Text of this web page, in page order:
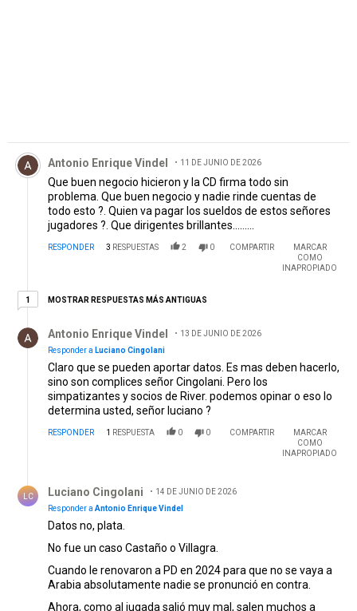
Comentario de Antonio Enrique Vindel.
Antonio Enrique Vindel 11 DE JUNIO DE 2026
Que buen negocio hicieron y la CD firma todo sin
problema. Que buen negocio y nadie rinde cuentas de
todo esto ?. Quien va pagar los sueldos de estos señores
jugadores ?. Que dirigentes brillantes.........
RESPONDER 3 RESPUESTAS 2 0 COMPARTIR
MARCAR
COMO
INAPROPIADO
11 respuesta más antiguas
MOSTRAR RESPUESTAS MÁS ANTIGUAS
Antonio Enrique Vindel
13 DE JUNIO DE 2026
Responder a Luciano Cingolani
Claro que se pueden aportar datos. Es mas deben hacerlo,
sino son complices señor Cingolani. Pero los
simpatizantes y socios de River. podemos opinar o eso lo
determina usted, señor luciano ?
RESPONDER 1 RESPUESTA 0 0 COMPARTIR
MARCAR
COMO
INAPROPIADO
LC Luciano Cingolani
14 DE JUNIO DE 2026
Responder aAntonio Enrique Vindel
Datos no, plata.
No fue un caso Castaño o Villagra.
Cuando le renovaron a PD en 2024 para que no se vaya a
Arabia absolutamente nadie se pronunció en contra.
Ahora, como al jugada salió muy mal, salen muchos a